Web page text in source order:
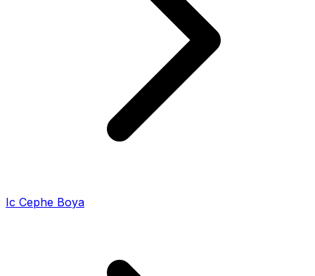
Ic Cephe Boya